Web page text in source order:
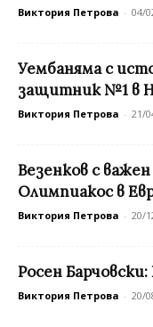
Виктория Петрова - 04/
Уембаняма с
защитник №1 в
Виктория Петрова - 21/
Везенков с
Олимпиакос в
Виктория Петрова - 20/
Росен
Виктория Петрова - 20/